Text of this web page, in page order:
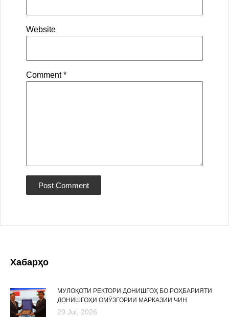
Website
Comment*
Хабарҳо
МУЛОҚОТИ РЕКТОРИ ДОНИШГОҲ БО РОҲБАРИЯТИ
ДОНИШГОҲИ ОМӮЗГОРИИ МАРКАЗИИ ЧИН
29 Jul, 2026